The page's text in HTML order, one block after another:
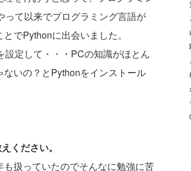
て以来でプログラミング言語が
でPythonに出会いました。
定して・・・PCの知識がほとん
いの？とPythonをインストール
ください。
扱っていたのでそんなに勉強に苦